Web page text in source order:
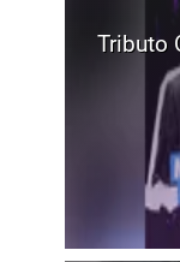
Tributo